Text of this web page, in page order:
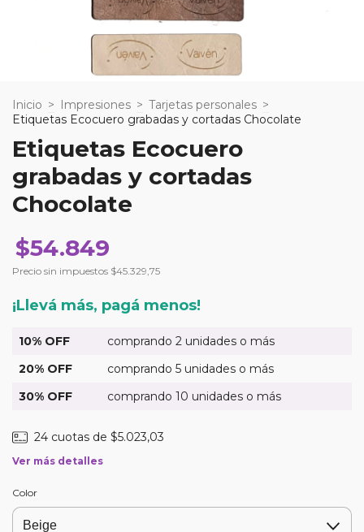
Inicio > Impresiones > Tarjetas personales >
Etiquetas Ecocuero grabadas y cortadas Chocolate
Etiquetas Ecocuero
grabadas y cortadas
Chocolate
$54.849
Precio sin impuestos $45.329,75
¡Llevá más, pagá menos!
10% OFF
comprando 2 unidades o más
20% OFF
comprando 5 unidades o más
30% OFF
comprando 10 unidades o más
24 cuotas de $5.023,03
Ver más detalles
Color